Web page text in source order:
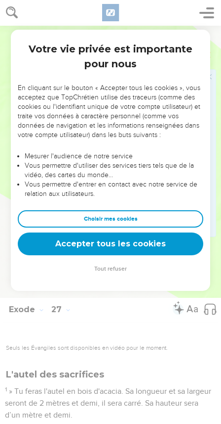
Exode 26
Tu dresseras le tabernacle d'après le modèle qui t'est
montré sur la montagne.
» Tu feras un voile bleu, pourpre et cramoisi, et en fin lin
retors. Il sera fait selon l’art du brodeur et l'on y représentera
Tu le fixeras à 4 colonnes d'acacia couvertes d'or. Ces
colonnes auront des crochets en or et reposeront sur 4 bases
en argent.
Tu mettras le voile sous les agrafes et c'est là, derrière le
voile, que tu feras pénétrer l'arche du témoignage. Le voile
vous servira de séparation entre le lieu saint et le lieu très
Tu mettras le propitiatoire sur l'arche du témoignage dans
le lieu très saint.
Tu placeras la table devant le voile et le chandelier en
face d’elle, du côté sud du tabernacle ; tu mettras la table du
côté nord.
» Pour l’entrée de la tente, tu feras un rideau bleu, pourpre
et cramoisi, avec du fin lin retors. Ce sera un ouvrage de
broderie.
Tu feras pour ce rideau 5 colonnes en acacia et tu les
Exode 27
Seuls les Évangiles sont disponibles en vidéo pour le moment.
L'autel des sacrifices
1 » Tu feras l'autel en bois d'acacia. Sa longueur et sa largeur
seront de 2 mètres et demi, il sera carré. Sa hauteur sera
d’un mètre et demi.
Votre vie privée est importante
pour nous
En cliquant sur le bouton « Accepter tous les cookies », vous
acceptez que TopChrétien utilise des traceurs (comme des
cookies ou l'identifiant unique de votre compte utilisateur) et
traite vos données à caractère personnel (comme vos
données de navigation et les informations renseignées dans
votre compte utilisateur) dans les buts suivants :
Mesurer l'audience de notre service
Vous permettre d'utiliser des services tiers tels que de la
vidéo, des cartes du monde…
Vous permettre d'entrer en contact avec notre service de
relation aux utilisateurs.
Choisir mes cookies
Accepter tous les cookies
Tout refuser